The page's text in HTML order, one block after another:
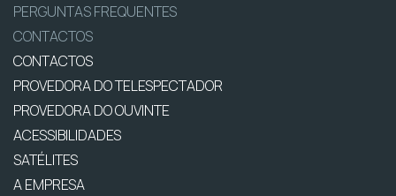
PERGUNTAS FREQUENTES
CONTACTOS
CONTACTOS
PROVEDORA DO TELESPECTADOR
PROVEDORA DO OUVINTE
ACESSIBILIDADES
SATÉLITES
A EMPRESA